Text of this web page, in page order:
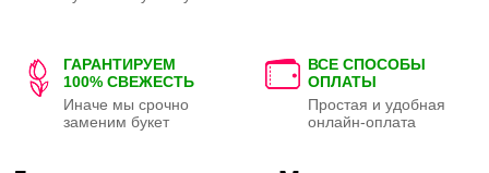
ГАРАНТИРУЕМ
100% СВЕЖЕСТЬ
Иначе мы срочно
заменим букет
ВСЕ СПОСОБЫ
ОПЛАТЫ
Простая и удобная
онлайн-оплата